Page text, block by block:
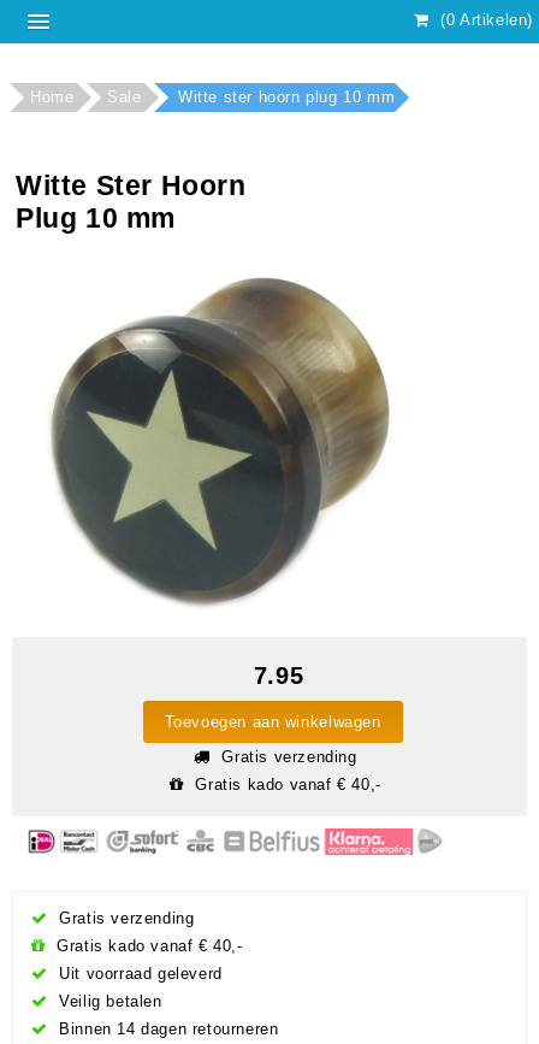
(0 Artikelen)
Home Sale Witte ster hoorn plug 10 mm
Witte Ster Hoorn
Plug 10 mm
7.95
Toevoegen aan winkelwagen
Gratis verzending
Gratis kado vanaf € 40,-
Gratis verzending
Gratis kado vanaf € 40,-
Uit voorraad geleverd
Veilig betalen
Binnen 14 dagen retourneren